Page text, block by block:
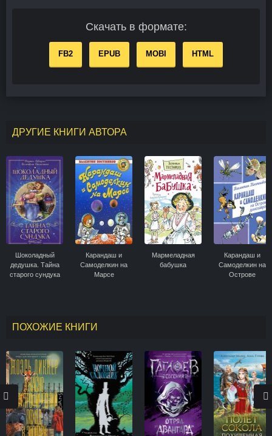
Скачать в формате:
FB2 EPUB MOBI HTML
ДРУГИЕ КНИГИ АВТОРА
Шоколадный
дедушка. Тайна
старого сундука
Карандаш и
Самоделкин на
Марсе
Мармеладная
бабушка
Карандаш и
Самоделкин на
Острове
ПОХОЖИЕ КНИГИ